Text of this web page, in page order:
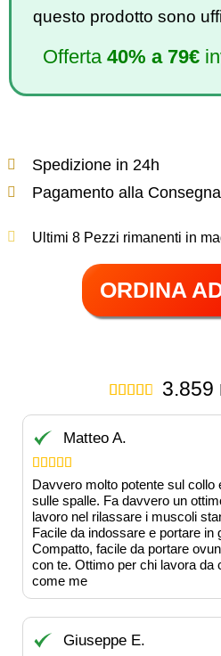
questo prodotto sono
Offerta 40% a 79€
Spedizione in 24h
Pagamento alla Consegna
Ultimi 8 Pezzi rimanenti in
ORDINA
 3.859
Matteo A.
    
Davvero molto potente sul collo
sulle spalle. Fa davvero un
lavoro nel rilassare i muscoli
Facile da indossare e portare in
Compatto, facile da portare
con te. Ottimo per chi lavora da
come me
Giuseppe E.